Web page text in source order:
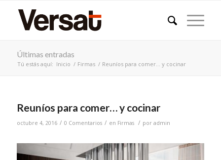
Últimas entradas
Tú estás aquí: Inicio / Firmas / Reuníos para comer… y cocinar
Reuníos para comer… y cocinar
octubre 4, 2016 / 0 Comentarios / en Firmas / por admin